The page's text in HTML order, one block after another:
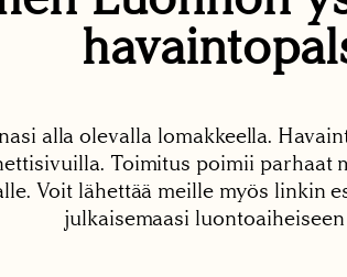
alla olevalla lomakkeella.
Toimitus poimii parhaat
Voit lähettää meille myös linkin
julkaisemaasi